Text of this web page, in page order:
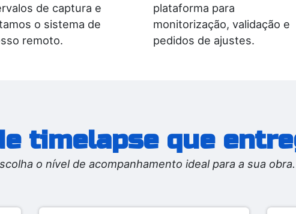
de captura e
o sistema de
remoto.
plataforma para
monitorização, validação e
pedidos de ajustes.
timelapse que
o nível de acompanhamento ideal para a sua obra.